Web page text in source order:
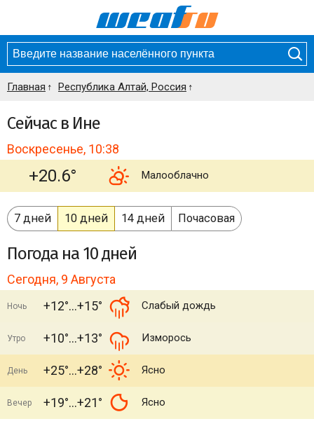
Главная Республика Алтай, Россия
Сейчас в Ине
Воскресенье, 10:38
+20.6° Малооблачно
7 дней 10 дней 14 дней Почасовая
Погода на 10 дней
Сегодня, 9 Августа
Ночь +12° +15° Слабый дождь
Утро +10° +13° Изморось
День +25° +28° Ясно
Вечер +19° +21° Ясно